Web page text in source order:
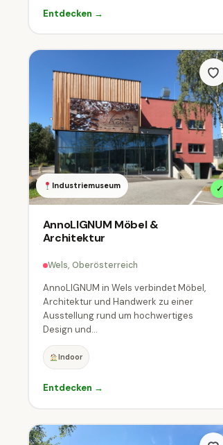
Entdecken →
Industriemuseum ✓
AnnoLIGNUM Möbel &
Architektur
Wels, Oberösterreich
AnnoLIGNUM in Wels verbindet Möbel,
Architektur und Handwerk zu einer
Ausstellung rund um hochwertiges
Design und...
Indoor
Entdecken →